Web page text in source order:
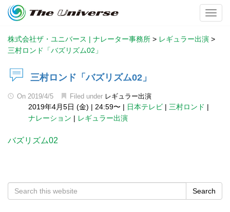
株式会社ザ・ユニバース | ナレーター事務所 > レギュラー出演 >
三村ロンド「バズリズム02」
三村ロンド「バズリズム02」
On 2019/4/5 Filed under レギュラー出演
2019年4月5日 (金) | 24:59〜 | 日本テレビ | 三村ロンド |
ナレーション | レギュラー出演
バズリズム02
Search